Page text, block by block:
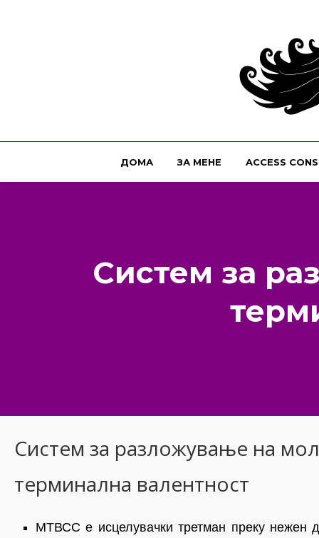
ДОМА ЗА МЕНЕ ACCESS
Систем за
Систем за разложување на
терминална валентност
МТВСС е исцелувачки третман преку нежен